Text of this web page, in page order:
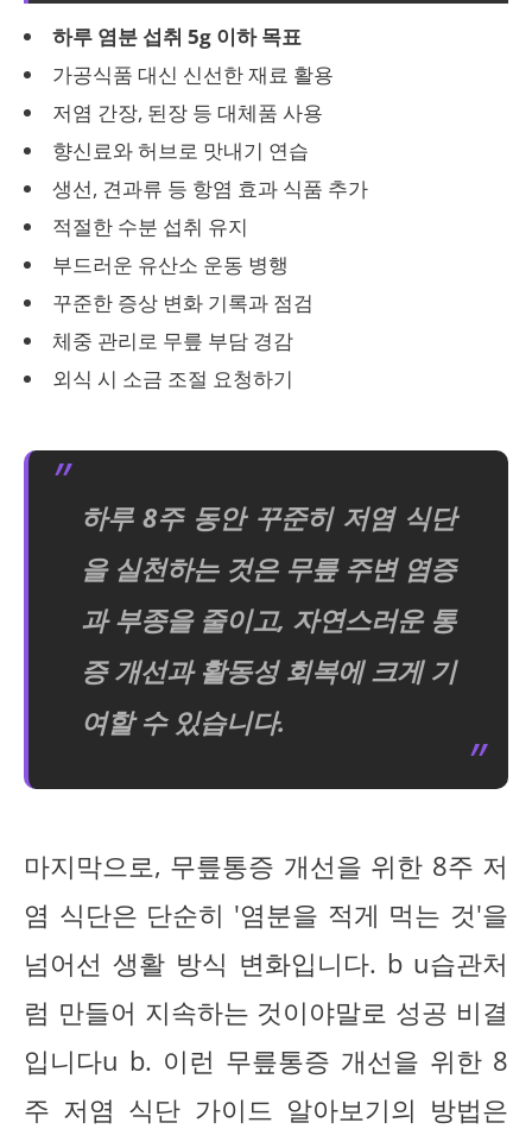
하루 염분 섭취 5g 이하 목표
가공식품 대신 신선한 재료 활용
저염 간장, 된장 등 대체품 사용
향신료와 허브로 맛내기 연습
생선, 견과류 등 항염 효과 식품 추가
적절한 수분 섭취 유지
부드러운 유산소 운동 병행
꾸준한 증상 변화 기록과 점검
체중 관리로 무릎 부담 경감
외식 시 소금 조절 요청하기
하루 8주 동안 꾸준히 저염 식단
을 실천하는 것은 무릎 주변 염증
과 부종을 줄이고, 자연스러운 통
증 개선과 활동성 회복에 크게 기
여할 수 있습니다.
마지막으로, 무릎통증 개선을 위한 8주 저
염 식단은 단순히 '염분을 적게 먹는 것'을
넘어선 생활 방식 변화입니다. b u습관처
럼 만들어 지속하는 것이야말로 성공 비결
입니다u b. 이런 무릎통증 개선을 위한 8
주 저염 식단 가이드 알아보기의 방법은